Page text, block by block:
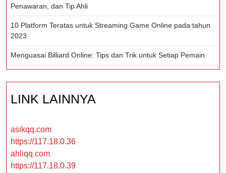
Penawaran, dan Tip Ahli
10 Platform Teratas untuk Streaming Game Online pada tahun
2023
Menguasai Billiard Online: Tips dan Trik untuk Setiap Pemain
LINK LAINNYA
asikqq.com
https://117.18.0.36
ahliqq.com
https://117.18.0.39